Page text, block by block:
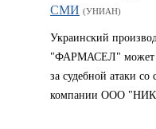
СМИ (УНИАН)
Украинский
"ФАРМАСЕЛ" может
за судебной атаки
компании ООО